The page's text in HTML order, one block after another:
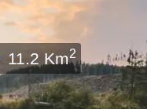
11.2 Km2